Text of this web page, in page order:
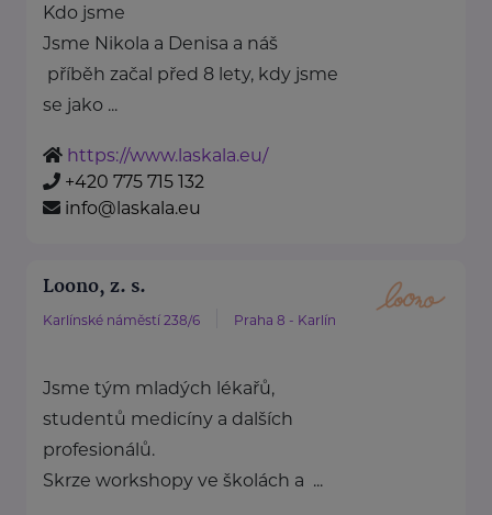
Kdo jsme
Jsme Nikola a Denisa a náš
příběh začal před 8 lety, kdy jsme
se jako ...
https://www.laskala.eu/
+420 775 715 132
info@laskala.eu
Loono, z. s.
Karlínské náměstí 238/6 Praha 8 - Karlín
Jsme tým mladých lékařů,
studentů medicíny a dalších
profesionálů.
Skrze workshopy ve školách a ...